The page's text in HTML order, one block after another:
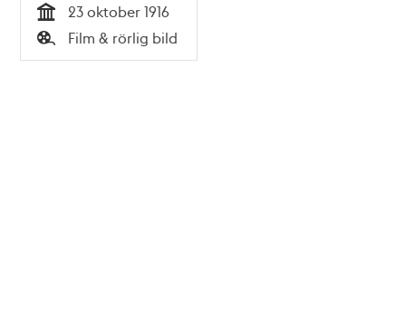
Tid
23 oktober 1916
Typ
Film & rörlig bild